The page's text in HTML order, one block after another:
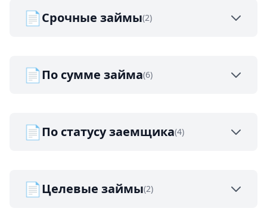
📄Срочные займы(2)
📄По сумме займа(6)
📄По статусу заемщика(4)
📄Целевые займы(2)